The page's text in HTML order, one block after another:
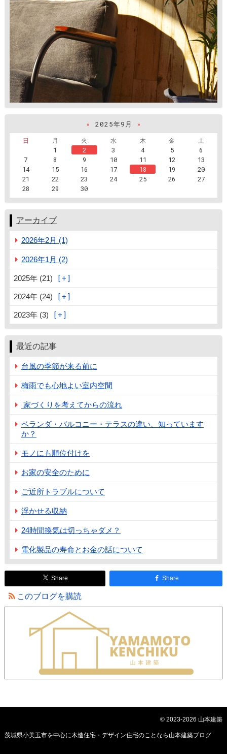
« 2025年9月
»
日
月 火 水 木 金
土
1
2 3 4 5
6
7
8 9 10 11 12
13
14
15 16 17 18 19
20
21
22 23 24 25 26
27
28
29 30
アーカイブ
2026年2月 (1)
2026年1月 (2)
2025年 (21)
2024年 (24)
2023年 (3)
最近の記事
台風の季節が来る前に
梅雨でも心地よい室内空間
家づくりを考えてからの流れ
ベランダ・バルコニー・テラスの違い、知っています
か？
モノにも順位付けを
お家の安全のために
ご近所トラブルについて
浮かせる収納
24時間換気は切っちゃダメ？
電化製品の寿命とお金の話について
Share Share
このブログを購読
© 2023-2026 山本建築
茨城県小美玉市を中心に木造住宅・デザイン住宅のことなら山本建築ブログ